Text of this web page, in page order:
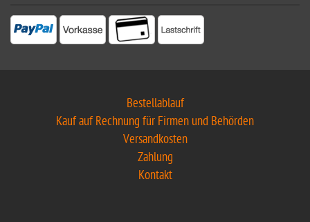
Bestellablauf
Kauf auf Rechnung für Firmen und Behörden
Versandkosten
Zahlung
Kontakt